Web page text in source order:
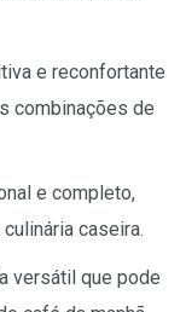
e reconfortante
combinações de
e completo,
caseira.
versátil que pode